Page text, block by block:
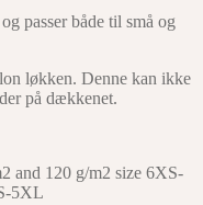
passer både til små og
løkken. Denne kan ikke
på dækkenet.
and 120 g/m2 size 6XS-
5XL